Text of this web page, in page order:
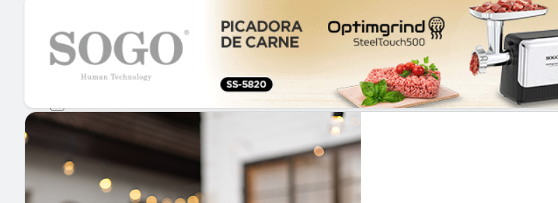
GUÍA DE COMPRA
NUEVOS PRODUCTOS
CONSEJOS TECH
MERCADOS Y TENDENCIAS
HEMEROTECA